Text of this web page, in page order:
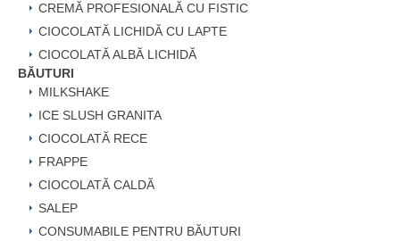
CREMĂ PROFESIONALĂ CU FISTIC
CIOCOLATĂ LICHIDĂ CU LAPTE
CIOCOLATĂ ALBĂ LICHIDĂ
BĂUTURI
MILKSHAKE
ICE SLUSH GRANITA
CIOCOLATĂ RECE
FRAPPE
CIOCOLATĂ CALDĂ
SALEP
CONSUMABILE PENTRU BĂUTURI